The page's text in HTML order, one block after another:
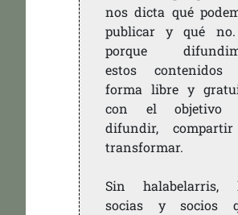
nos dicta qué
publicar y qué
porque
estos contenidos
forma libre y
con el objetivo
difundir,
transformar.
Sin halabelarris,
socias y socios